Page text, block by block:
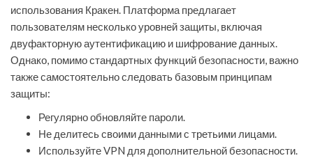
использования Кракен. Платформа предлагает
пользователям несколько уровней защиты, включая
двуфакторную аутентификацию и шифрование данных.
Однако, помимо стандартных функций безопасности, важно
также самостоятельно следовать базовым принципам
защиты:
Регулярно обновляйте пароли.
Не делитесь своими данными с третьими лицами.
Используйте VPN для дополнительной безопасности.